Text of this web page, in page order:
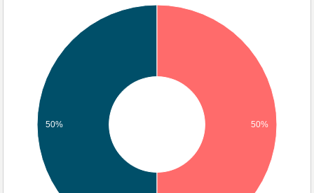
50% 50%